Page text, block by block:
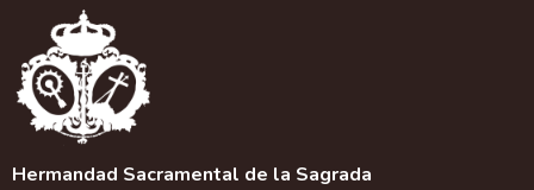
Hermandad Sacramental de la Sagrada